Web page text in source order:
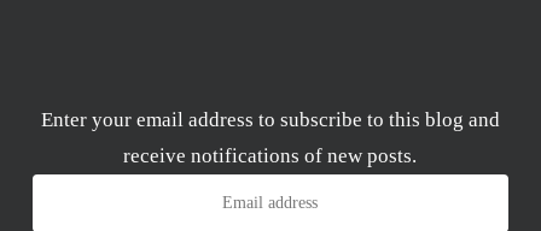
Enter your email address to subscribe to this blog and
receive notifications of new posts.
Email